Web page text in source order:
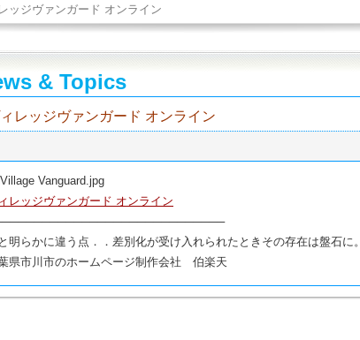
ッジヴァンガード オンライン
& Topics
レッジヴァンガード オンライン
レッジヴァンガード オンライン
明らかに違う点．．差別化が受け入れられたときその存在は盤石に。
県市川市のホームページ制作会社 伯楽天